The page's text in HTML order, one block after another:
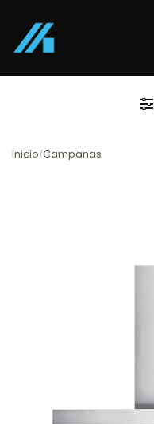
content
Inicio/Campanas